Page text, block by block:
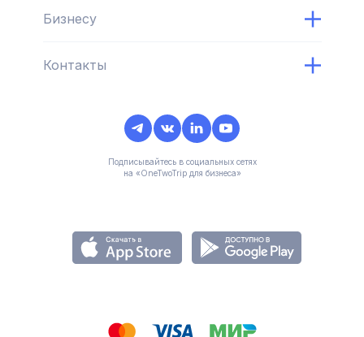
Бизнесу
Контакты
Подписывайтесь в социальных сетях
на «OneTwoTrip для бизнеса»